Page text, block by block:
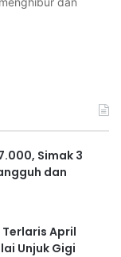
Simak 3
dan
April
Unjuk Gigi